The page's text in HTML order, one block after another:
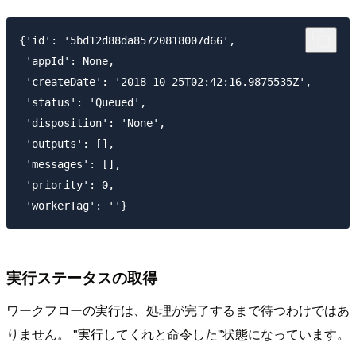
{'id': '5bd12d88da85720818007d66',
'appId': None,
'createDate': '2018-10-25T02:42:16.9875535Z',
'status': 'Queued',
'disposition': 'None',
'outputs': [],
'messages': [],
'priority': 0,
実行ステータスの取得
ワークフローの実行は、処理が完了するまで待つわけではあ
りません。 "実行してくれと命令した"状態になっています。